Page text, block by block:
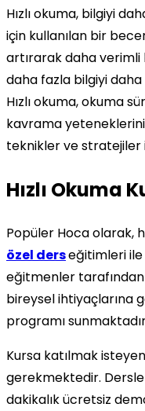
Hızlı okuma, bilgiyi
için kullanılan bir
artırarak daha verimli
daha fazla bilgiyi daha
Hızlı okuma, okuma
kavrama
teknikler ve stratejiler
Hızlı Okuma
Popüler Hoca olarak,
özel derseğitimleri ile
eğitmenler
bireysel ihtiyaçlarına
programı
Kursa katılmak
gerekmektedir.
dakikalık ücretsiz